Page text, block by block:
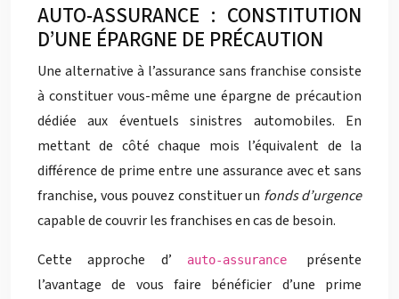
AUTO-ASSURANCE : CONSTITUTION
D’UNE ÉPARGNE DE PRÉCAUTION
Une alternative à l’assurance sans franchise consiste
à constituer vous-même une épargne de précaution
dédiée aux éventuels sinistres automobiles. En
mettant de côté chaque mois l’équivalent de la
différence de prime entre une assurance avec et sans
franchise, vous pouvez constituer un fonds d’urgence
capable de couvrir les franchises en cas de besoin.
Cette approche d’
auto-assurance présente
l’avantage de vous faire bénéficier d’une prime